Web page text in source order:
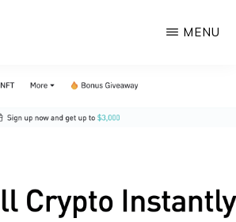
MENU